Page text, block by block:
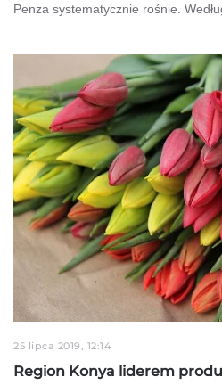
Penza systematycznie rośnie.
25 lipca 2019, 12:14
Region Konya liderem